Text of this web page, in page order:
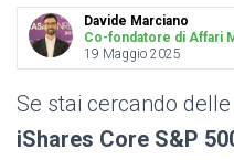
Davide Marciano
Co-fondatore di Affari
19 Maggio 2025
Se stai cercando
iShares Core S&P